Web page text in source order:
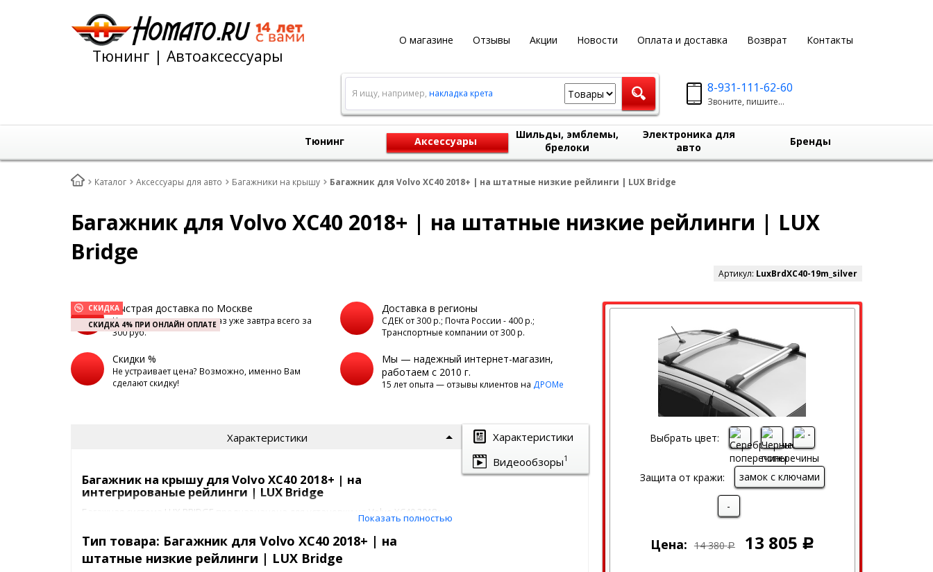
О магазине Отзывы Акции Новости Оплата и доставка Возврат Контакты
Тюнинг | Автоаксессуары
8-931-111-62-60
Звоните, пишите...
Я ищу, например, накладка крета
Тюнинг Аксессуары
Шильды, эмблемы,
брелоки
Электроника для
авто
Бренды
Каталог Аксессуары для авто Багажники на крышу Багажник для Volvo XC40 2018+ | на штатные низкие рейлинги | LUX Bridge
Багажник для Volvo XC40 2018+ | на штатные низкие рейлинги | LUX
Bridge
Артикул: LuxBrdXC40-19m_silver
СКИДКА
СКИДКА 4% ПРИ ОНЛАЙН ОПЛАТЕ
Выбрать цвет:
Защита от кражи: замок с ключами
-
Цена: 14 380 Р 13 805 Р
Быстрая доставка по Москве
Наш курьер доставит заказ уже завтра всего за
300 руб.
Доставка в регионы
СДЕК от 300 р.; Почта России - 400 р.;
Транспортные компании от 300 р.
Скидки %
Не устраивает цена? Возможно, именно Вам
сделают скидку!
Мы — надежный интернет-магазин,
работаем с 2010 г.
15 лет опыта — отзывы клиентов на ДРОМе
Характеристики
Видеообзоры1
Характеристики
Багажник на крышу для Volvo XC40 2018+ | на
интегрированые рейлинги | LUX Bridge
Багажная система LUX BRIDGE предназначена для установки на Volvo XC40 2018+ с
интегрированными рейлингами или штатными местами на крыше. На
сегодняшний день это один из самых красивых багажников, созданный
полностью в соответствии с текущим трендом. А эксклюзивные
аэродинамические крыловидные дуги аэро-трэвэл LUX делают езду с данным
Показать полностью
Тип товара: Багажник для Volvo XC40 2018+ | на
штатные низкие рейлинги | LUX Bridge